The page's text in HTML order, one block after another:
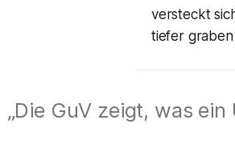
versteckt
tiefer
„Die GuV zeigt, was